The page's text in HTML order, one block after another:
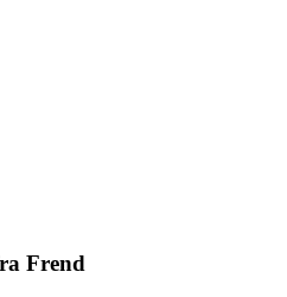
Frend